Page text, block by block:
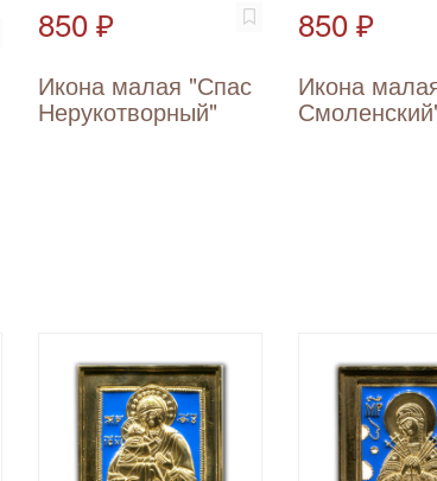
850 ₽
Икона малая "Спас
Нерукотворный"
850 ₽
Икона